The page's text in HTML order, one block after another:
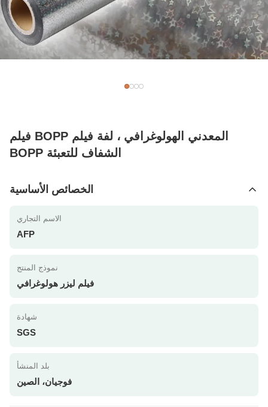
فيلم BOPP المعدني الهولوغرافي ، لفة فيلم
BOPP الشفاف للتعبئة
الخصائص الأساسية
الاسم التجاري
AFP
نموذج المنتج
فيلم ليزر هولوغرافي
شهادة
SGS
بلد المنشأ
فوجيان، الصين